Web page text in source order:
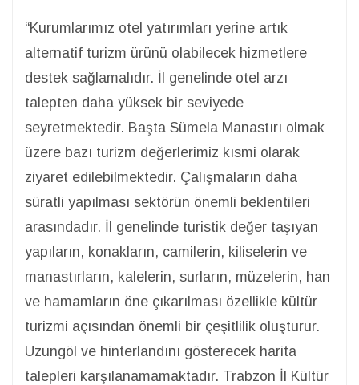
“Kurumlarımız otel yatırımları yerine artık
alternatif turizm ürünü olabilecek hizmetlere
destek sağlamalıdır. İl genelinde otel arzı
talepten daha yüksek bir seviyede
seyretmektedir. Başta Sümela Manastırı olmak
üzere bazı turizm değerlerimiz kısmi olarak
ziyaret edilebilmektedir. Çalışmaların daha
süratli yapılması sektörün önemli beklentileri
arasındadır. İl genelinde turistik değer taşıyan
yapıların, konakların, camilerin, kiliselerin ve
manastırların, kalelerin, surların, müzelerin, han
ve hamamların öne çıkarılması özellikle kültür
turizmi açısından önemli bir çeşitlilik oluşturur.
Uzungöl ve hinterlandını gösterecek harita
talepleri karşılanamamaktadır. Trabzon İl Kültür